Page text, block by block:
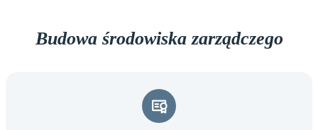
Budowa środowiska zarządczego